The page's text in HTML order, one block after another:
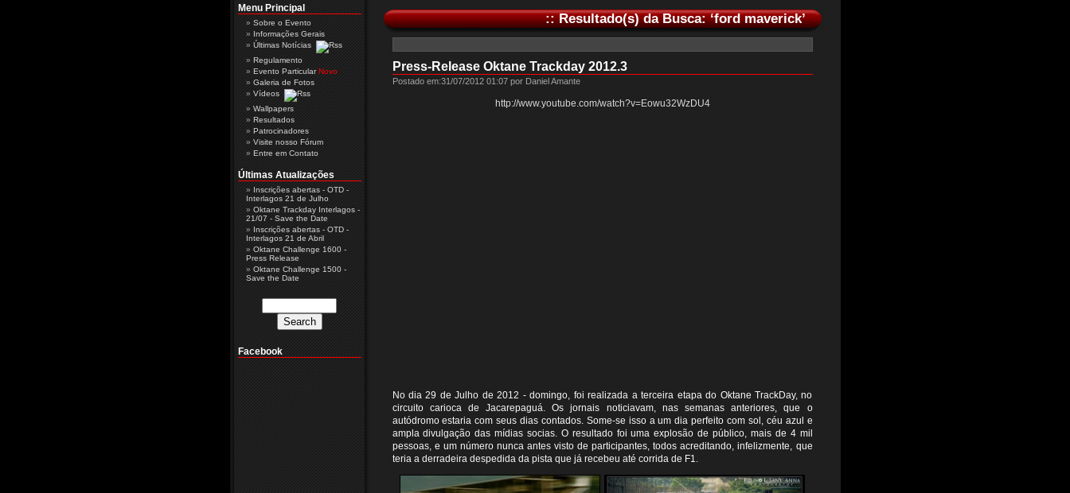
:: Resultado(s) da Busca: ‘ford maverick’
Press-Release Oktane Trackday 2012.3
Postado em:31/07/2012 01:07 por Daniel Amante
http://www.youtube.com/watch?v=Eowu32WzDU4
No dia 29 de Julho de 2012 - domingo, foi realizada a terceira etapa do Oktane TrackDay, no
circuito carioca de Jacarepaguá. Os jornais noticiavam, nas semanas anteriores, que o
autódromo estaria com seus dias contados. Some-se isso a um dia perfeito com sol, céu azul e
ampla divulgação das mídias socias. O resultado foi uma explosão de público, mais de 4 mil
pessoas, e um número nunca antes visto de participantes, todos acreditando, infelizmente, que
teria a derradeira despedida da pista que já recebeu até corrida de F1.
Menu Principal
Sobre o Evento
Informações Gerais
Últimas Notícias
Regulamento
Evento ParticularNovo
Galeria de Fotos
Vídeos
Wallpapers
Resultados
Patrocinadores
Visite nosso Fórum
Entre em Contato
Últimas Atualizações
Inscrições abertas - OTD -
Interlagos 21 de Julho
Oktane Trackday Interlagos -
21/07 - Save the Date
Inscrições abertas - OTD -
Interlagos 21 de Abril
Oktane Challenge 1600 -
Press Release
Oktane Challenge 1500 -
Save the Date
Facebook